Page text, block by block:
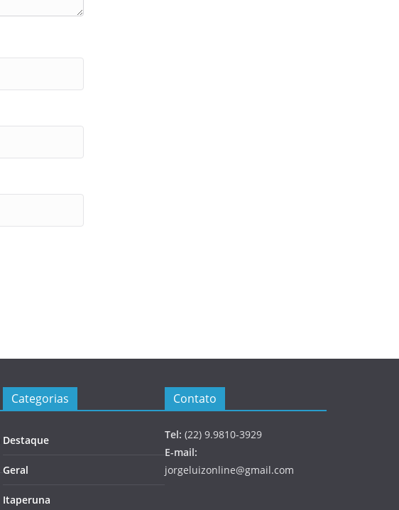
Categorias
Destaque
Geral
Itaperuna
Contato
Tel: (22) 9.9810-3929
E-mail:
jorgeluizonline@gmail.com